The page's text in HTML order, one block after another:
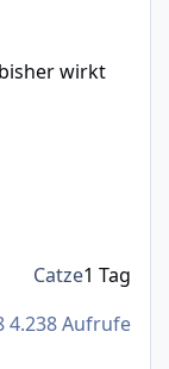
wirkt
4.238 Aufrufe
Catze1 Tag